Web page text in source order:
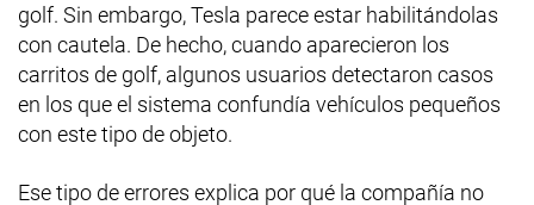
golf. Sin embargo, Tesla parece estar habilitándolas
con cautela. De hecho, cuando aparecieron los
carritos de golf, algunos usuarios detectaron casos
en los que el sistema confundía vehículos pequeños
con este tipo de objeto.
Ese tipo de errores explica por qué la compañía no